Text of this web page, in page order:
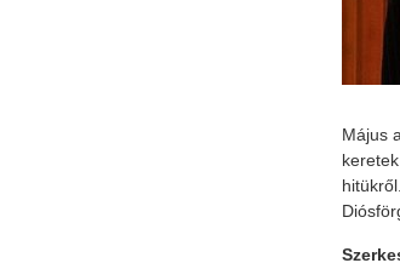
Május
hitükről.